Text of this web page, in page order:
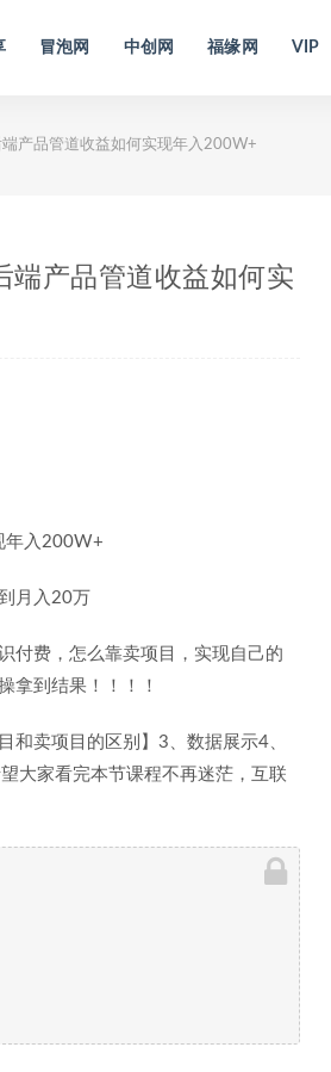
冒泡网 中创网 福缘网 VIP
产品管道收益如何实现年入200W+
端产品管道收益如何实
月入20万
付费，怎么靠卖项目，实现自己的
拿到结果！！！！
和卖项目的区别】3、数据展示4、
大家看完本节课程不再迷茫，互联